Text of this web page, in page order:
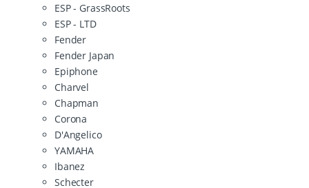
ESP - GrassRoots
ESP - LTD
Fender
Fender Japan
Epiphone
Charvel
Chapman
Corona
D'Angelico
YAMAHA
Ibanez
Schecter